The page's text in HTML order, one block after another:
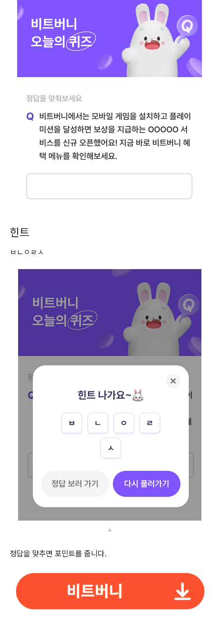
힌트
ㅂㄴㅇㄹㅅ
ㅅ
정답을 맞추면 포인트를 줍니다.